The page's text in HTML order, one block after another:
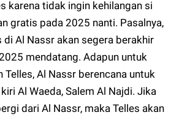
karena tidak ingin kehilangan si
gratis pada 2025 nanti. Pasalnya,
di Al Nassr akan segera berakhir
mendatang. Adapun untuk
Telles, Al Nassr berencana untuk
Al Waeda, Salem Al Najdi. Jika
dari Al Nassr, maka Telles akan